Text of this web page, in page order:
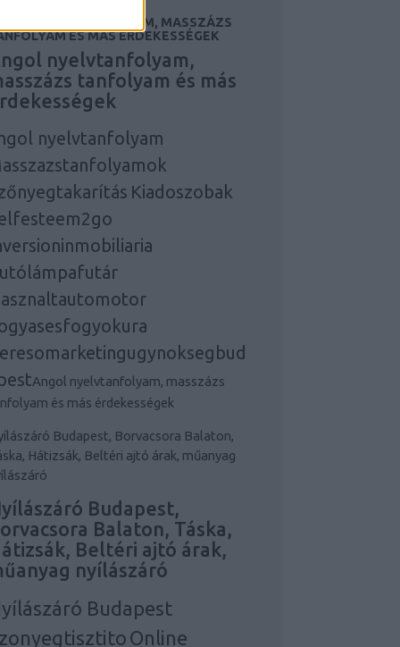
NYELVTANFOLYAM, MASSZÁZS
ÉS MÁS ÉRDEKESSÉGEK
nyelvtanfolyam,
tanfolyam és más
nyelvtanfolyam
Kiadoszobak
Angol nyelvtanfolyam, masszázs
és más érdekességek
Budapest, Borvacsora Balaton,
Hátizsák, Beltéri ajtó árak, műanyag
Budapest,
Balaton, Táska,
Beltéri ajtó árak,
nyílászáró
Budapest
Online